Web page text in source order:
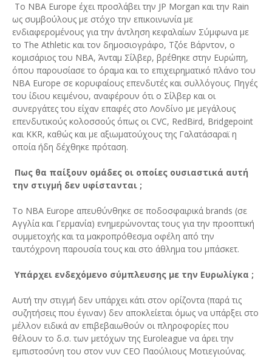
Το NBA Europe έχει προσλάβει την JP Morgan και την Rain
ως συμβούλους με στόχο την επικοινωνία με
ενδιαφερομένους για την άντληση κεφαλαίων Σύμφωνα με
το The Athletic και τον δημοσιογράφο, Τζόε Βάρντον, ο
κομισάριος του NBA, Άνταμ Σίλβερ, βρέθηκε στην Ευρώπη,
όπου παρουσίασε το όραμα και το επιχειρηματικό πλάνο του
NBA Europe σε κορυφαίους επενδυτές και συλλόγους. Πηγές
του ίδιου κειμένου, αναφέρουν ότι ο Σίλβερ και οι
συνεργάτες του είχαν επαφές στο Λονδίνο με μεγάλους
επενδυτικούς κολοσσούς όπως οι CVC, RedBird, Bridgepoint
και KKR, καθώς και με αξιωματούχους της Γαλατάσαραϊ η
οποία ήδη δέχθηκε πρόταση.
Πως θα παίξουν ομάδες οι οποίες ουσιαστικά αυτή
την στιγμή δεν υφίστανται ;
Το NBA Europe απευθύνθηκε σε ποδοσφαιρικά brands (σε
Αγγλία και Γερμανία) ενημερώνοντας τους για την προοπτική
συμμετοχής και τα μακροπρόθεσμα οφέλη από την
ταυτόχρονη παρουσία τους και στο άθλημα του μπάσκετ.
Υπάρχει ενδεχόμενο σύμπλευσης με την Ευρωλίγκα ;
Αυτή την στιγμή δεν υπάρχει κάτι στον ορίζοντα (παρά τις
συζητήσεις που έγιναν) δεν αποκλείεται όμως να υπάρξει στο
μέλλον ειδικά αν επιβεβαιωθούν οι πληροφορίες που
θέλουν το δ.σ. των μετόχων της Euroleague να άρει την
εμπιστοσύνη του στον νυν CEO Παούλιους Μοτιεγιούνας.